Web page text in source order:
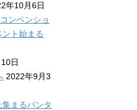
年10月6日
ンベンショ
ト始まる
日
2022年9月3
まるバンタ